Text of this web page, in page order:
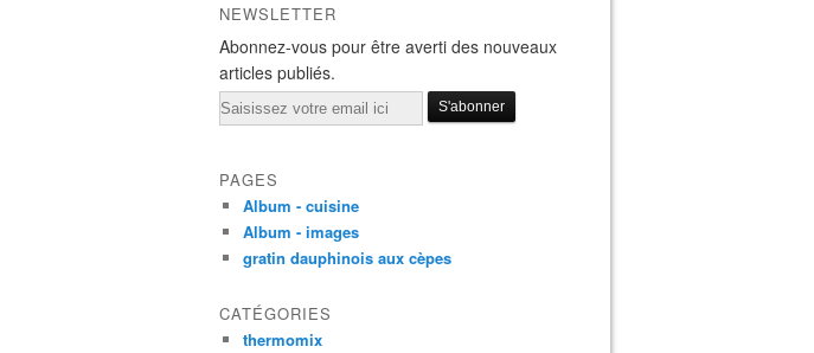
NEWSLETTER
Abonnez-vous pour être averti des nouveaux
articles publiés.
Email
PAGES
Album - cuisine
Album - images
gratin dauphinois aux cèpes
CATÉGORIES
thermomix